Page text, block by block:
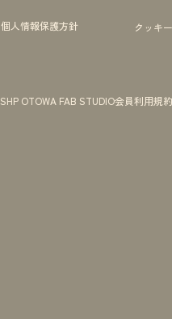
個人情報保護方針 クッキ
SHP OTOWA FAB STUDIO会員利用規